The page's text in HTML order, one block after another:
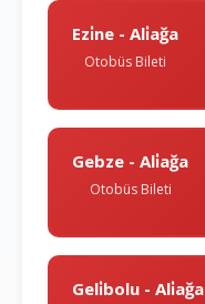
Ezi̇ne - Ali̇ağa
Otobüs Bileti
Gebze - Ali̇ağa
Otobüs Bileti
Geli̇bolu - Ali̇ağa